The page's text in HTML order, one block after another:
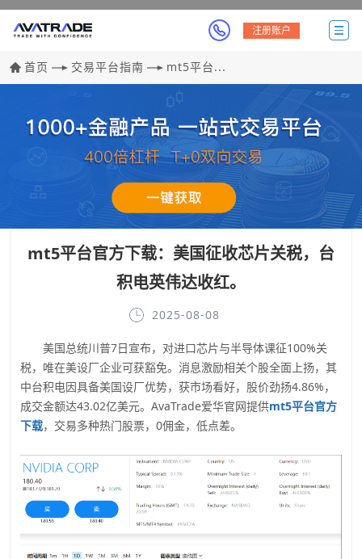
注册账户
首页 交易平台指南 mt5平台...
mt5平台官方下载：美国征收芯片关税，台
积电英伟达收红。
2025-08-08
美国总统川普7日宣布，对进口芯片与半导体课征100%关
税，唯在美设厂企业可获豁免。消息激励相关个股全面上扬，其
中台积电因具备美国设厂优势，获市场看好，股价劲扬4.86%，
成交金额达43.02亿美元。AvaTrade爱华官网提供mt5平台官方
下载，交易多种热门股票，0佣金，低点差。